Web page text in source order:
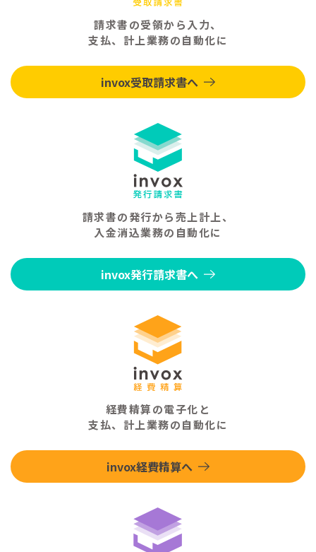
請求書の受領から入力、
支払、計上業務の自動化に
invox受取請求書へ
請求書の発行から売上計上、
入金消込業務の自動化に
invox発行請求書へ
経費精算の電子化と
支払、計上業務の自動化に
invox経費精算へ